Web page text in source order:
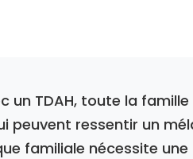
un TDAH, toute la
peuvent ressentir un
familiale nécessite